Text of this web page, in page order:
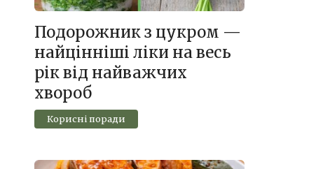
Подорожник з цукром —
найцінніші ліки на весь
рік від найважчих
хвороб
Корисні поради